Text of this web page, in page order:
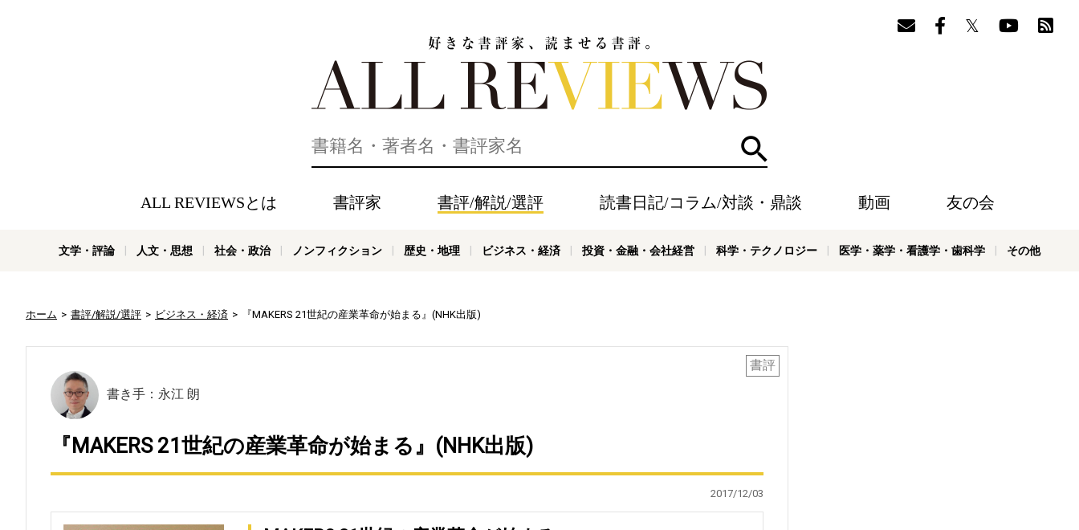
検索
ALL REVIEWSとは 書評家 書評/解説/選評 読書日記/コラム/対談・鼎談 動画 友の会
文学・評論 人文・思想 社会・政治 ノンフィクション 歴史・地理 ビジネス・経済 投資・金融・会社経営 科学・テクノロジー 医学・薬学・看護学・歯科学 その他
ホーム 書評/解説/選評 ビジネス・経済 『MAKERS 21世紀の産業革命が始まる』(NHK出版)
書評
書き手：永江 朗
『MAKERS 21世紀の産業革命が始まる』(NHK出版)
2017/12/03